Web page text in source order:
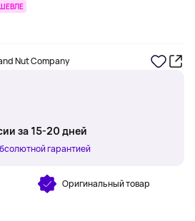
Nut Company
за 15-20 дней
гарантией
Оригинальный товар